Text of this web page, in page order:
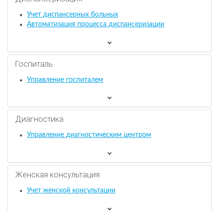
Учет диспансерных больных
Автоматизация процесса диспансеризации
Госпиталь
Управление госпиталем
Диагностика
Управление диагностическим центром
Женская консультация
Учет женской консультации